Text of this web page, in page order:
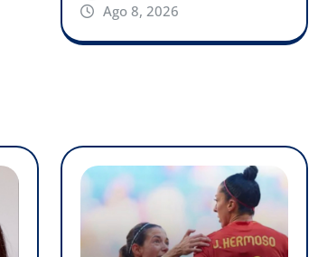
Ago 8, 2026